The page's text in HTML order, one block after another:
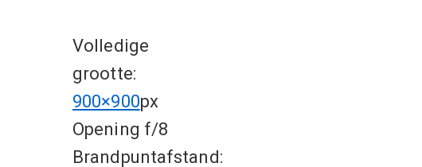
Volledige
grootte:
900×900px
Opening f/8
Brandpuntafstand: